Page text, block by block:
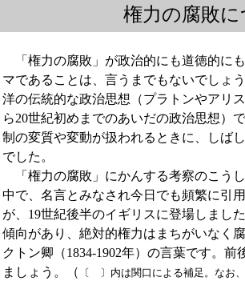
権力の腐敗に
権力の腐敗につ
「権力の腐敗」が政治的にも道徳的に
マであることは、言うまでもないでしょ
洋の伝統的な政治思想（プラトンやアリ
ら20世紀初めまでのあいだの政治思想）
制の変質や変動が扱われるときに、しば
でした。
「権力の腐敗」にかんする考察のこう
中で、名言とみなされ今日でも頻繁に引
が、19世紀後半のイギリスに登場しまし
傾向があり、絶対的権力はまちがいなく
クトン卿（1834-1902年）の言葉です。前
ましょう。（
〔 〕内は関口による補足。なお